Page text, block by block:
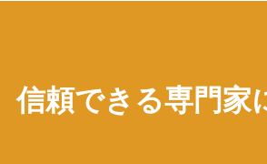
信頼できる専門家